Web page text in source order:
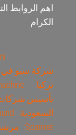
اهم الروابط
الكرام
شركة سيو
تركيا
تأسيس
السعودية
Scanner